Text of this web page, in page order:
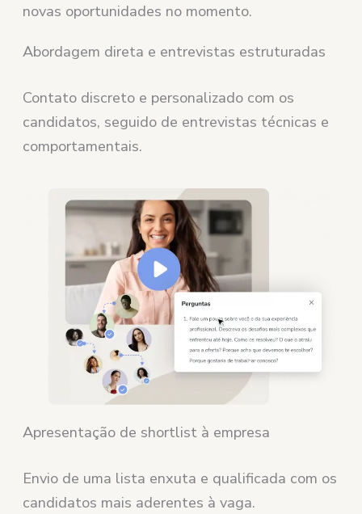
novas oportunidades no momento.
Abordagem direta e entrevistas estruturadas
Contato discreto e personalizado com os
candidatos, seguido de entrevistas técnicas e
comportamentais.
Apresentação de shortlist à empresa
Envio de uma lista enxuta e qualificada com os
candidatos mais aderentes à vaga.